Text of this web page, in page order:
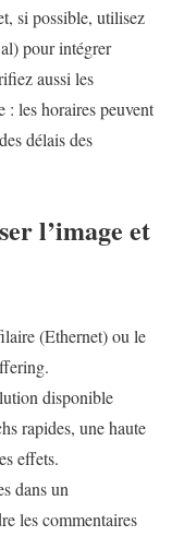
si possible, utilisez
pour intégrer
aussi les
: les horaires peuvent
délais des
l’image et
(Ethernet) ou le
disponible
rapides, une haute
effets.
dans un
les commentaires